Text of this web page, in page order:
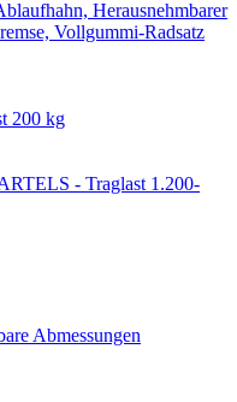
200 kg
- Traglast 1.200-
Abmessungen